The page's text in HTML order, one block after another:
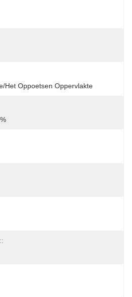
het Oppoetsen Oppervlakte